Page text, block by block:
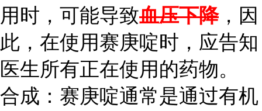
用时，可能导致血压下降，因
此，在使用赛庚啶时，应告知
医生所有正在使用的药物。
合成：赛庚啶通常是通过有机